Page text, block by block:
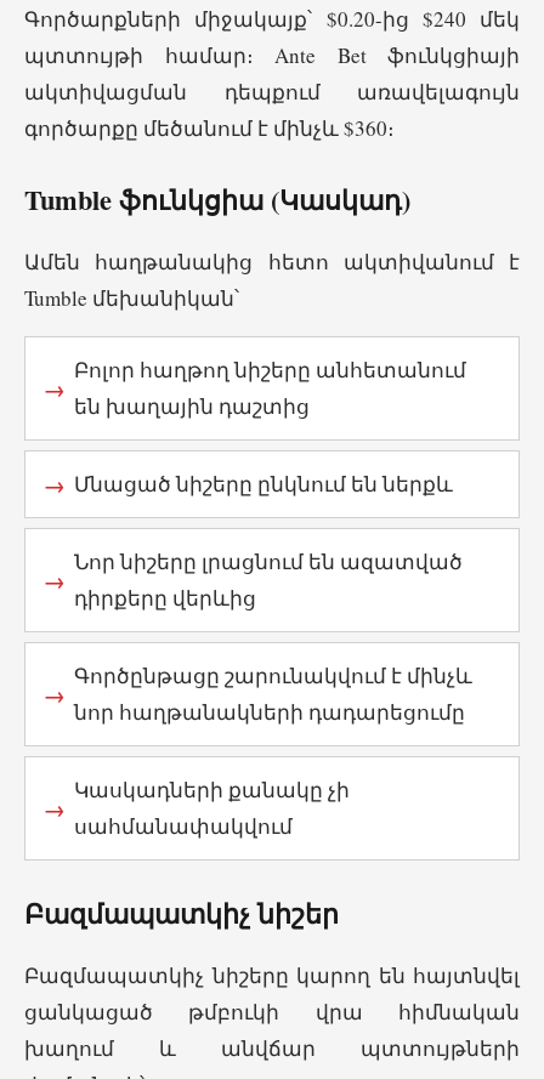
Գործարքների միջակայք՝ $0.20-ից $240 մեկ
պտտույթի համար։ Ante Bet ֆունկցիայի
ակտիվացման դեպքում առավելագույն
գործարքը մեծանում է մինչև $360։
Tumble ֆունկցիա (Կասկադ)
Ամեն հաղթանակից հետո ակտիվանում է
Tumble մեխանիկան՝
Բոլոր հաղթող նիշերը անհետանում
են խաղային դաշտից
Մնացած նիշերը ընկնում են ներքև
Նոր նիշերը լրացնում են ազատված
դիրքերը վերևից
Գործընթացը շարունակվում է մինչև
նոր հաղթանակների դադարեցումը
Կասկադների քանակը չի
սահմանափակվում
Բազմապատկիչ նիշեր
Բազմապատկիչ նիշերը կարող են հայտնվել
ցանկացած թմբուկի վրա հիմնական
խաղում և անվճար պտտույթների